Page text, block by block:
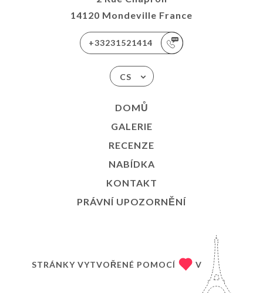
14120 Mondeville France
+33231521414
CS
DOMŮ
GALERIE
RECENZE
NABÍDKA
KONTAKT
PRÁVNÍ UPOZORNĚNÍ
STRÁNKY VYTVOŘENÉ POMOCÍ V